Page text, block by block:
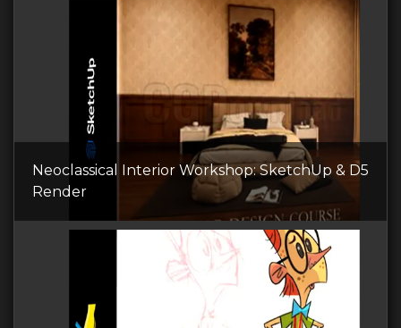
Neoclassical Interior Workshop: SketchUp & D5
Render